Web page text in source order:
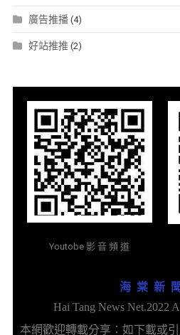
廣告推播(4)
好站推推 (2)
Youtobe 影 音 頻 道
海 棠 新
Hai Tang News Net.2022
本網歡迎轉載分享：如下載或